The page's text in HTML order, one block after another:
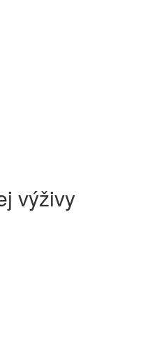
výživy